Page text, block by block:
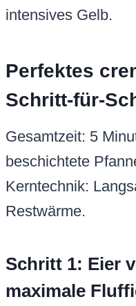
intensives Gelb.
Perfektes
Schritt-für-
Gesamtzeit: 5
beschichtete
Kerntechnik:
Restwärme.
Schritt 1: Eier
maximale